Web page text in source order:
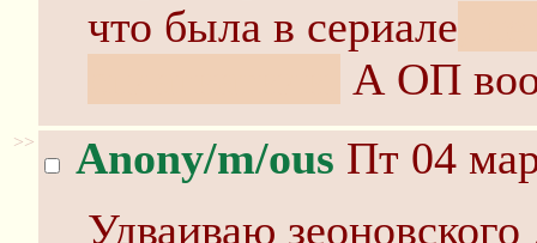
что была в сериале
А ОП
>> Anony/m/ous Пт 04
Удваиваю